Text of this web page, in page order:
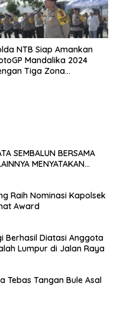
NTB Siap Amankan
Mandalika 2024
Tiga Zona
SEMBALUN BERSAMA
MENYATAKAN
DI SEKTOR
BANTUAN BENIH
Raih Nominasi Kapolsek
Award
Berhasil Diatasi Anggota
Lumpur di Jalan Raya
Tebas Tangan Bule Asal